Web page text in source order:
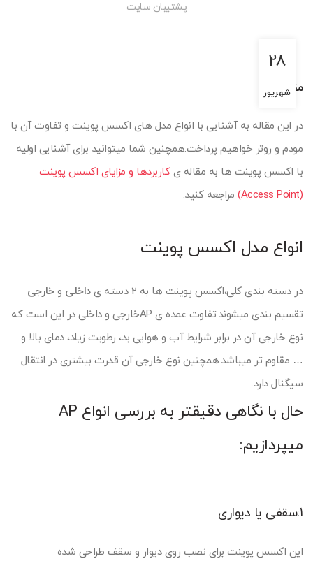
پشتیبان سایت
28
شهریورمقدمه
در این مقاله به آشنایی با انواع مدل های اکسس پوینت و تفاوت آن با
مودم و روتر خواهیم پرداخت.همچنین شما میتوانید برای آشنایی اولیه
با اکسس پوینت ها به مقاله یکاربردها و مزایای اکسس پوینت
(Access Point)
مراجعه کنید.
انواع مدل اکسس پوینت
در دسته بندی کلی،اکسس پوینت ها به 2 دسته ی داخلی وخارجی
تقسیم بندی میشوند.تفاوت عمده ی APخارجی و داخلی در این است که
نوع خارجی آن در برابر شرایط آب و هوایی بد، رطوبت زیاد، دمای بالا و
… مقاوم تر میباشد.همچنین نوع خارجی آن قدرت بیشتری در انتقال
سیگنال دارد.
حال با نگاهی دقیقتر به بررسی انواع AP
میپردازیم:
1:سقفی یا دیواری
این اکسس پوینت برای نصب روی دیوار و سقف طراحی شده